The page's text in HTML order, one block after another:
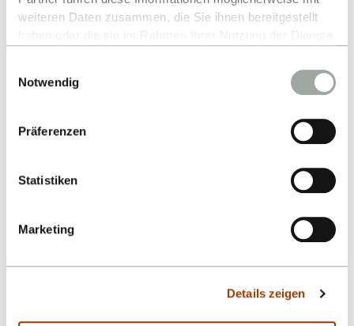
weiteren Daten zusammen, die Sie ihnen bereitgestellt
Alles zum Thema Cookies und personenbezogene
Datenverarbeitung entnehmen Sie unserer
Notwendig
Präferenzen
Statistiken
Marketing
Details zeigen
Kontakt